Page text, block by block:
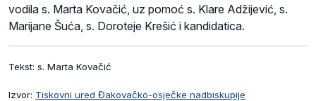
vodila s. Marta Kovačić, uz pomoć s. Klare Adžijević, s.
Marijane Šuća, s. Doroteje Krešić i kandidatica.
Tekst: s. Marta Kovačić
Izvor: Tiskovni ured Đakovačko-osječke nadbiskupije